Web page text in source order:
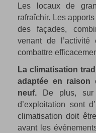
Les locaux de
rafraîchir. Les
des façades,
venant de
combattre
La climatisation
adaptée en raison
neuf. De plus, sur
d’exploitation sont
climatisation doit
avant les